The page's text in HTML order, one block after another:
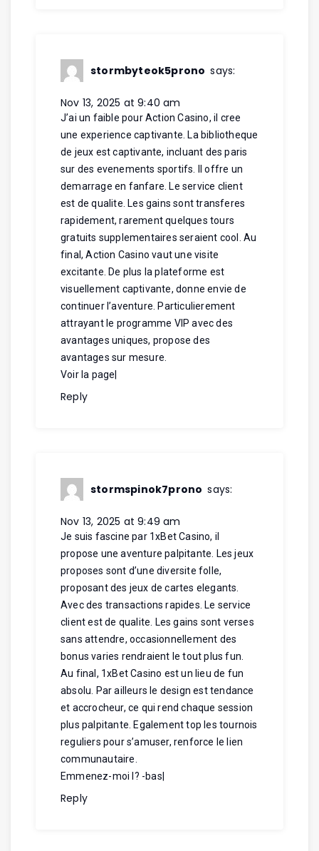
stormbyteok5prono says:
Nov 13, 2025 at 9:40 am
J’ai un faible pour Action Casino, il cree
une experience captivante. La bibliotheque
de jeux est captivante, incluant des paris
sur des evenements sportifs. Il offre un
demarrage en fanfare. Le service client
est de qualite. Les gains sont transferes
rapidement, rarement quelques tours
gratuits supplementaires seraient cool. Au
final, Action Casino vaut une visite
excitante. De plus la plateforme est
visuellement captivante, donne envie de
continuer l’aventure. Particulierement
attrayant le programme VIP avec des
avantages uniques, propose des
avantages sur mesure.
Voir la page
Reply
stormspinok7prono says:
Nov 13, 2025 at 9:49 am
Je suis fascine par 1xBet Casino, il
propose une aventure palpitante. Les jeux
proposes sont d’une diversite folle,
proposant des jeux de cartes elegants.
Avec des transactions rapides. Le service
client est de qualite. Les gains sont verses
sans attendre, occasionnellement des
bonus varies rendraient le tout plus fun.
Au final, 1xBet Casino est un lieu de fun
absolu. Par ailleurs le design est tendance
et accrocheur, ce qui rend chaque session
plus palpitante. Egalement top les tournois
reguliers pour s’amuser, renforce le lien
communautaire.
Emmenez-moi l? -bas
Reply